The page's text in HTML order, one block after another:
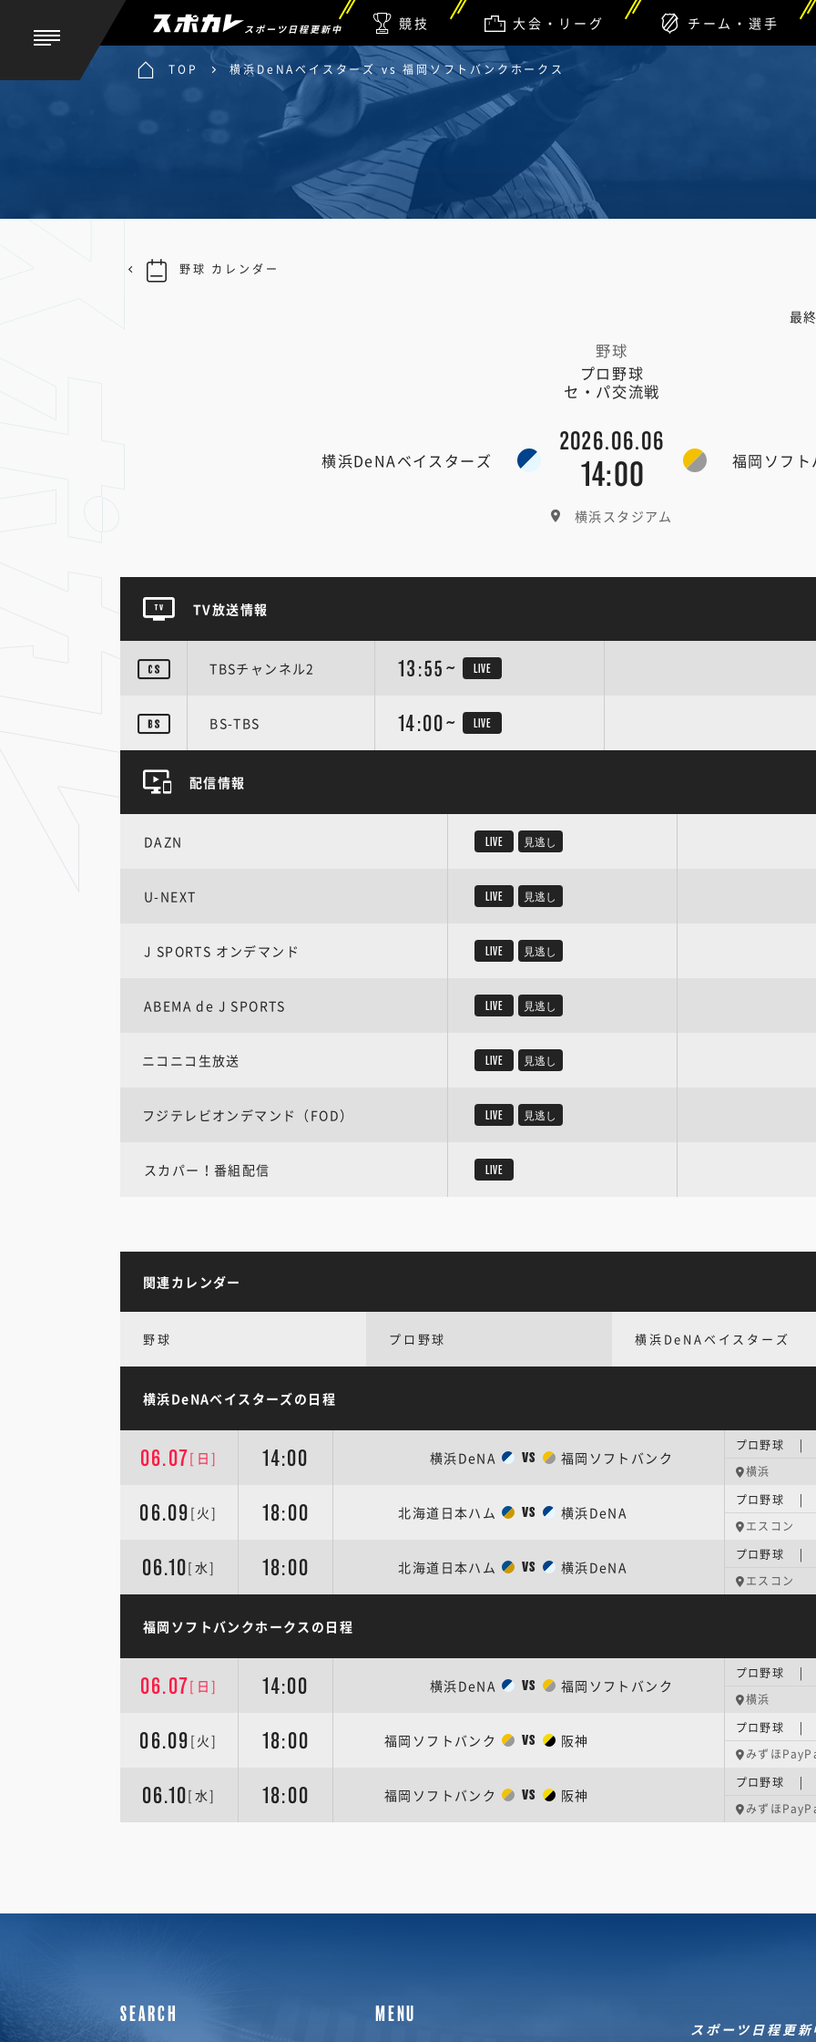
スポーツ日程更新中 競技 大会・リーグ チーム・選手
TOP 横浜DeNAベイスターズ vs 福岡ソフトバンクホークス
最
野球
プロ野球
セ・パ交流戦
横浜DeNAベイスターズ
2026.06.06
14:00 福岡ソフト
横浜スタジアム
野球 カレンダー
TV放送情報
TBSチャンネル2 13:55~ LIVE
BS-TBS 14:00~ LIVE
配信情報
DAZN LIVE 見逃し
U-NEXT LIVE 見逃し
J SPORTS オンデマンド LIVE 見逃し
ABEMA de J SPORTS LIVE 見逃し
ニコニコ生放送 LIVE 見逃し
フジテレビオンデマンド（FOD） LIVE 見逃し
スカパー！番組配信 LIVE
関連カレンダー
野球 プロ野球 横浜DeNAベイスターズ
横浜DeNAベイスターズの日程
06.07[日] 14:00 横浜DeNA VS 福岡ソフトバンク
プロ野球 |
横浜
06.09 [火] 18:00 北海道日本ハム VS 横浜DeNA
プロ野球 |
エスコン
06.10[水] 18:00 北海道日本ハム VS 横浜DeNA
プロ野球 |
エスコン
福岡ソフトバンクホークスの日程
06.07[日] 14:00 横浜DeNA VS 福岡ソフトバンク
プロ野球 |
横浜
06.09 [火] 18:00 福岡ソフトバンク VS 阪神
プロ野球 |
みずほ
06.10[水] 18:00 福岡ソフトバンク VS 阪神
プロ野球 |
みずほ
SEARCH MENU
スポーツ日程更新